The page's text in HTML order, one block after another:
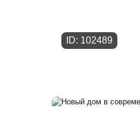
ID: 102489